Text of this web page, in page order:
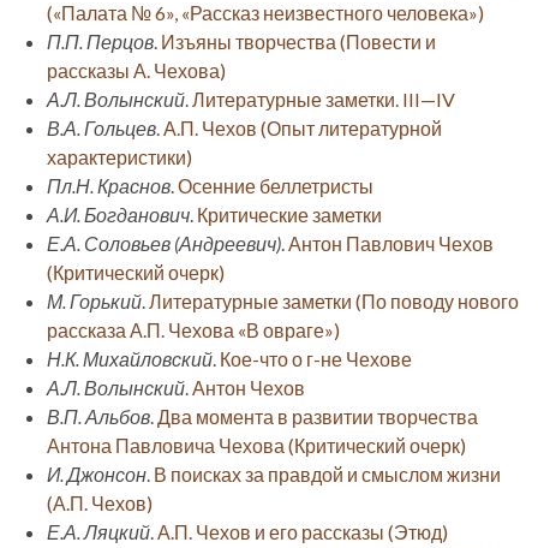
(«Палата № 6», «Рассказ неизвестного человека»)
П.П. Перцов. Изъяны творчества (Повести и
рассказы А. Чехова)
А.Л. Волынский.Литературные заметки. III—IV
В.А. Гольцев.А.П. Чехов (Опыт литературной
характеристики)
Пл.Н. Краснов.Осенние беллетристы
А.И. Богданович. Критические заметки
Е.А. Соловьев (Андреевич).Антон Павлович Чехов
(Критический очерк)
М. Горький.Литературные заметки (По поводу нового
рассказа А.П. Чехова «В овраге»)
Н.К. Михайловский. Кое-что о г-не Чехове
А.Л. Волынский.Антон Чехов
В.П. Альбов.Два момента в развитии творчества
Антона Павловича Чехова (Критический очерк)
И. Джонсон. В поисках за правдой и смыслом жизни
(А.П. Чехов)
Е.А. Ляцкий.А.П. Чехов и его рассказы (Этюд)